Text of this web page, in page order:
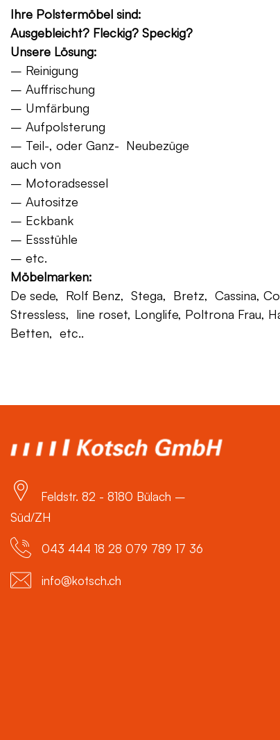
Ihre Polstermöbel sind:
Ausgebleicht? Fleckig? Speckig?
Unsere Lösung:
– Reinigung
– Auffrischung
– Umfärbung
– Aufpolsterung
– Teil-, oder Ganz- Neubezüge
auch von
– Motoradsessel
– Autositze
– Eckbank
– Essstühle
– etc.
Möbelmarken:
De sede, Rolf Benz, Stega, Bretz, Cassina,
Stressless, line roset, Longlife, Poltrona Frau,
Betten, etc..
Feldstr. 82 - 8180 Bülach –
Süd/ZH
043 444 18 28 079 789 17 36
info@kotsch.ch